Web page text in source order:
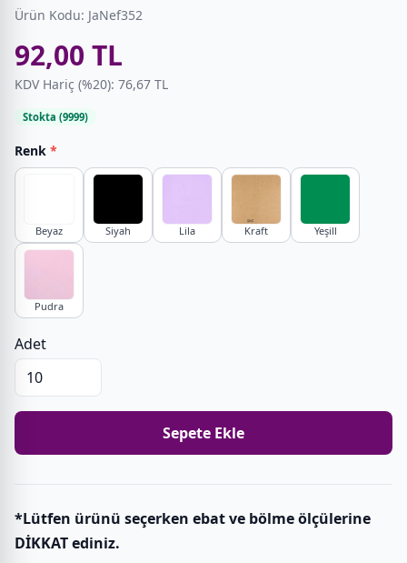
Ürün Kodu: JaNef352
92,00 TL
KDV Hariç (%20): 76,67 TL
Stokta (9999)
Renk *
Beyaz Siyah Lila Kraft Yeşill
Pudra
Adet
Sepete Ekle
*Lütfen ürünü seçerken ebat ve bölme ölçülerine
DİKKAT ediniz.